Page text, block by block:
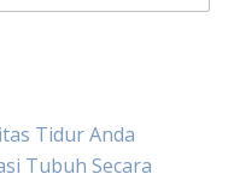
Tidur Anda
Tubuh Secara